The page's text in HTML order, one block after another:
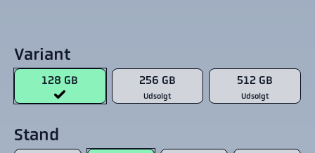
Variant
128 GB 256 GB
Udsolgt
512 GB
Udsolgt
Stand